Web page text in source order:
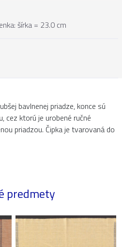
šírka = 23.0 cm
bavlnenej priadze, konce sú
cez ktorú je urobené ručné
priadzou. Čipka je tvarovaná do
predmety